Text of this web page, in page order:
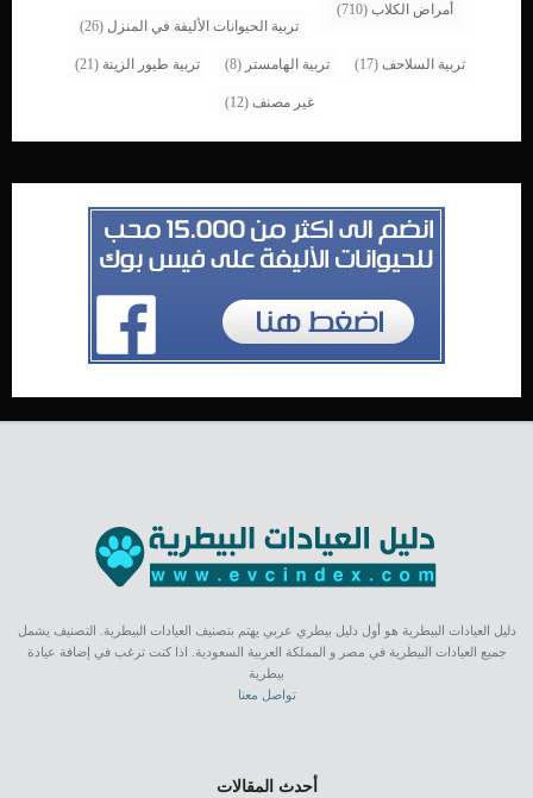
أمراض الكلاب (710)
تربية الحيوانات الأليفة في المنزل (26)
تربية السلاحف (17) تربية الهامستر (8) تربية طيور الزينة (21)
غير مصنف (12)
دليل العيادات البيطرية هو أول دليل بيطري عربي يهتم بتصنيف العيادات البيطرية. التصنيف يشمل
جميع العيادات البيطرية في مصر و المملكة العربية السعودية. اذا كنت ترغب في إضافة عيادة
بيطرية
تواصل معنا
أحدث المقالات